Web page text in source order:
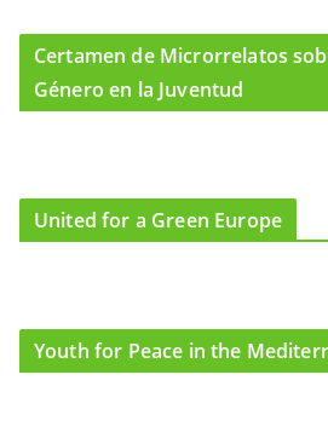
Certamen de Microrrelatos
Género en la Juventud
United for a Green Europe
Youth for Peace in the